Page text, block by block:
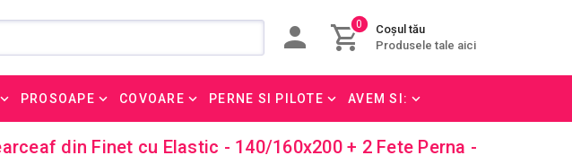
0
Coșul tău
Produsele tale aici
PROSOAPE COVOARE PERNE SI PILOTE AVEM SI:
din Finet cu Elastic - 140/160x200 + 2 Fete Perna -